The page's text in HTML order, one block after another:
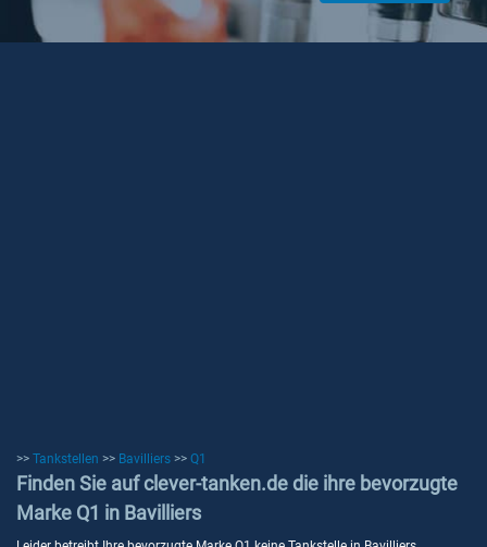
>> Tankstellen >> Bavilliers >> Q1
Finden Sie auf clever-tanken.de die ihre bevorzugte
Marke Q1 in Bavilliers